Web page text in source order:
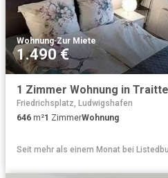
Wohnung·Zur Miete
1.490 €
Friedrichsplatz, Ludwigshafen
646 m²1 ZimmerWohnung
Seit mehr als einem Monat bei